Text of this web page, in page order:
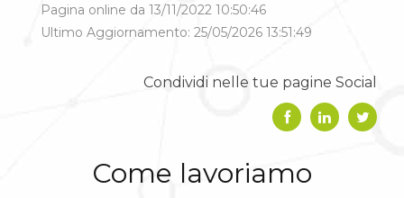
Pagina online da 13/11/2022 10:50:46
Ultimo Aggiornamento: 25/05/2026 13:51:49
Condividi nelle tue pagine Social
Come lavoriamo